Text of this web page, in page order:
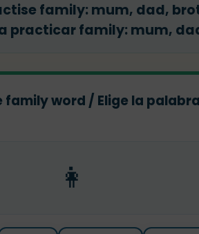
family: mum, dad,
practicar family: mum,
family word / Elige la
👩